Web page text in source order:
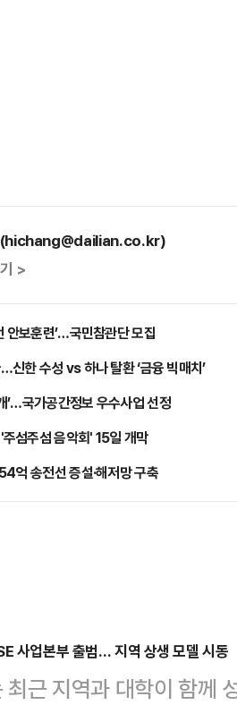
(hichang@dailian.co.kr)
>
안보훈련’…국민참관단 모집
신한 수성 vs 하나 탈환 ‘금융 빅매치’
’…국가공간정보 우수사업 선정
섬주섬 음악회' 15일 개막
억 송전선 증설·해저망 구축
사업본부 출범… 지역 상생 모델 시동
최근 지역과 대학이 함께